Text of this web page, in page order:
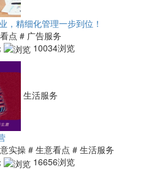
，精细化管理一步到位！
点 # 广告服务
10034浏览
生活服务
实操# 生意看点 # 生活服务
16656浏览